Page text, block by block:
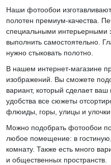
Наши фотообои
полотен премиум-качества.
специальными
выполнить самостоятельно.
нужно стыковать полотно.
В нашем интернет-магазине
изображений. Вы сможете
вариант, который сделает
удобства все сюжеты
флюиды, горы, улицы и
Можно подобрать фотообои
любое помещение: в
комнату. Также есть много
и общественных пространств.